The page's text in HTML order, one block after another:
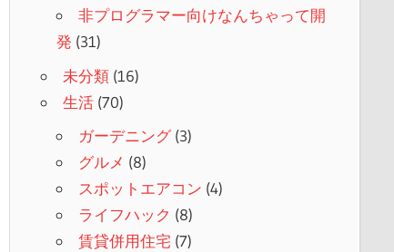
非プログラマー向けなんちゃって開
発 (31)
未分類(16)
生活(70)
ガーデニング(3)
グルメ (8)
スポットエアコン (4)
ライフハック (8)
賃貸併用住宅 (7)